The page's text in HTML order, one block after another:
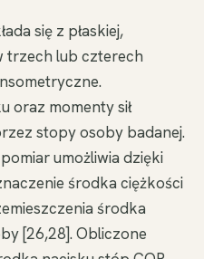
się z płaskiej,
trzech lub czterech
oraz momenty sił
stopy osoby badanej.
umożliwia dzięki
środka ciężkości
środka
[26,28]. Obliczone